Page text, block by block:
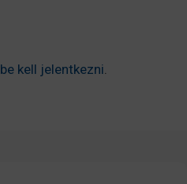
be kell jelentkezni